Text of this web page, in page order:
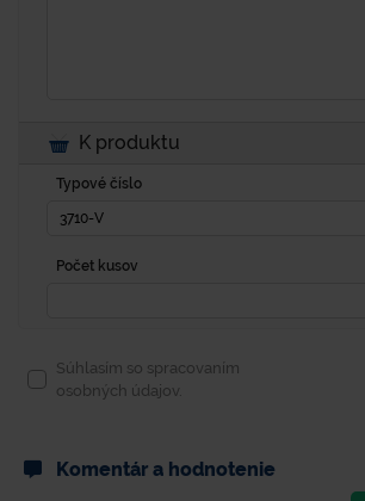
K produktu
Typové číslo
Počet kusov
Súhlasím so spracovaním
osobných údajov.
Komentár a hodnotenie